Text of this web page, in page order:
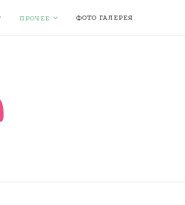
ПРОЧЕЕ ФОТО ГАЛЕРЕЯ